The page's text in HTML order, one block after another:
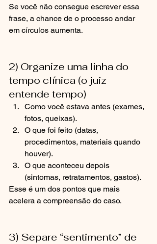
Se você não consegue escrever essa
frase, a chance de o processo andar
em círculos aumenta.
2) Organize uma linha do
tempo clínica (o juiz
entende tempo)
Como você estava antes (exames,
fotos, queixas).
O que foi feito (datas,
procedimentos, materiais quando
houver).
O que aconteceu depois
(sintomas, retratamentos, gastos).
Esse é um dos pontos que mais
acelera a compreensão do caso.
3) Separe “sentimento” de